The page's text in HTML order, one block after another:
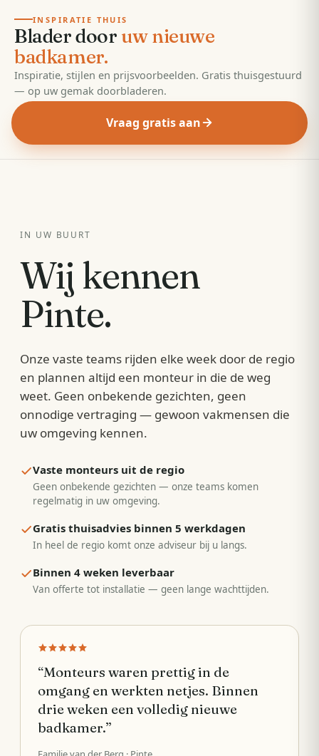
EDITIE2026· 55 pagina's
INSPIRATIE THUIS
Blader door uw nieuwe
badkamer.
Inspiratie, stijlen en prijsvoorbeelden. Gratis thuisgestuurd
— op uw gemak doorbladeren.
Vraag gratis aan
IN UW BUURT
Wij kennen
Pinte.
Onze vaste teams rijden elke week door de regio
en plannen altijd een monteur in die de weg
weet. Geen onbekende gezichten, geen
onnodige vertraging — gewoon vakmensen die
uw omgeving kennen.
Vaste monteurs uit de regio
Geen onbekende gezichten — onze teams komen
regelmatig in uw omgeving.
Gratis thuisadvies binnen 5 werkdagen
In heel de regio komt onze adviseur bij u langs.
Binnen 4 weken leverbaar
Van offerte tot installatie — geen lange wachttijden.
“Monteurs waren prettig in de
omgang en werkten netjes. Binnen
drie weken een volledig nieuwe
badkamer.”